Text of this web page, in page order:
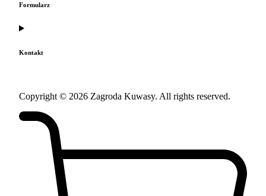
Formularz
Kontakt
Copyright © 2026 Zagroda Kuwasy. All rights reserved.